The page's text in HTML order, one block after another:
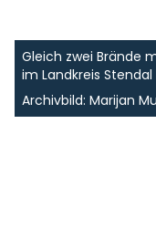
Gleich zwei Brände
im Landkreis
Archivbild: Marijan